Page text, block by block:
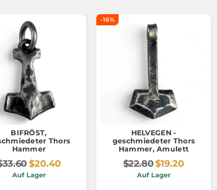
BIFRÖST,
Thors
Hammer
$20.40
Auf Lager
-16%
HELVEGEN -
geschmiedeter Thors
Hammer, Amulett
$22.80$19.20
Auf Lager